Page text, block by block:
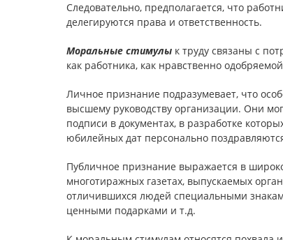
Следовательно, предполагается, что
делегируются права и ответственность.
Моральные стимулык труду связаны с
как работника, как нравственно
Личное признание подразумевает, что
высшему руководству организации. Они
подписи в документах, в разработке
юбилейных дат персонально
Публичное признание выражается в
многотиражных газетах, выпускаемых
отличившихся людей специальными
ценными подарками и т.д.